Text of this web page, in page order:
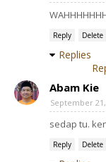
Reply Delete
Replies
Abam Kie
September 21,
sedap tu.
Reply Delete